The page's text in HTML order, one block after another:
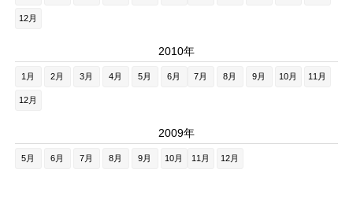
12月
2010年
1月 2月 3月 4月 5月 6月 7月 8月 9月 10月 11月
12月
2009年
5月 6月 7月 8月 9月 10月 11月 12月